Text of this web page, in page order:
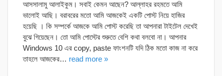
আসসালামু আলাইকুম। সবাই কেমন আছেন? আল্লাহর রহমতে আমি
ভালোই আছি। বরাবরের মতো আমি আজকেই একটি পোস্ট নিয়ে হাজির
হয়েছি । কি সম্পর্কে আজকে আমি পোস্ট করেছি তা আপনারা টাইটেল দেখেই
বুঝে গিয়েছেন। তো আমি পোস্টের শুরুতে বেশি কথা বলবো না। আপনার
Windows 10 এর copy, paste ফাংশনটি যদি ঠিক মতো কাজ না করে
তাহলে আজকের… read more »